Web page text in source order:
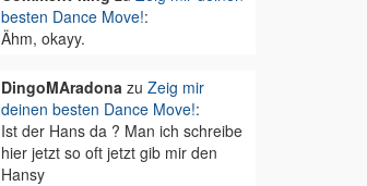
besten Dance Move!:
Ähm, okayy.
DingoMAradonazu Zeig mir
deinen besten Dance Move!:
Ist der Hans da ? Man ich schreibe
hier jetzt so oft jetzt gib mir den
Hansy